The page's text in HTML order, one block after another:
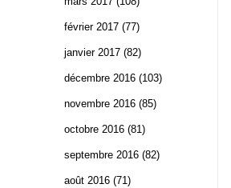
février 2017 (77)
janvier 2017 (82)
décembre 2016 (103)
novembre 2016 (85)
octobre 2016 (81)
septembre 2016 (82)
août 2016 (71)